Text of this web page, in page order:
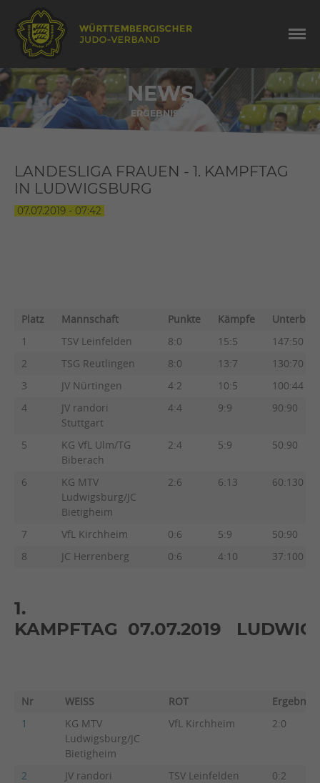
NEWS
ERGEBNISSE
LANDESLIGA FRAUEN - 1. KAMPFTAG
IN LUDWIGSBURG
07.07.2019 - 07:42
Platz Mannschaft Punkte Kämpfe
1
TSV Leinfelden 8:0 15:5
147:50
2
TSG Reutlingen 8:0 13:7
130:70
3
JV Nürtingen 4:2 10:5
100:44
4
JV randori
Stuttgart
4:4 9:9 90:90
5
KG VfL Ulm/TG
Biberach
2:4 5:9 50:90
6
KG MTV
Ludwigsburg/JC
Bietigheim
2:6 6:13 60:130
7 VfL Kirchheim 0:6 5:9
50:90
8
JC Herrenberg 0:6 4:10 37:100
1.
KAMPFTAG 07.07.2019
Nr WEISS ROT
Ergebnis
1
KG MTV
Ludwigsburg/JC
Bietigheim
VfL Kirchheim 2:0
2
JV randori
TSV Leinfelden 0:2